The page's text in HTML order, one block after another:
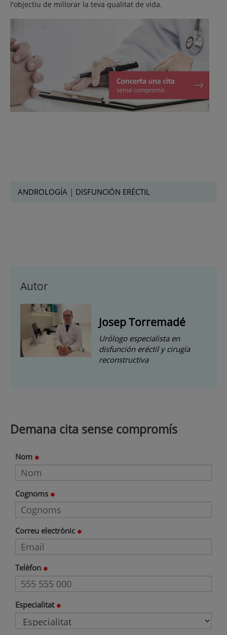
l'objectiu de millorar la teva qualitat de vida.
ANDROLOGÍA | DISFUNCIÓN ERÉCTIL
Autor
Josep Torremadé
Urólogo especialista en
disfunción eréctil y cirugía
reconstructiva
Demana cita sense compromís
Nom
Cognoms
Correu electrònic
Telèfon
Especialitat